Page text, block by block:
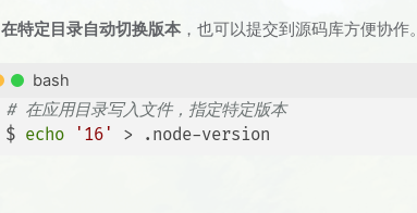
在特定目录自动切换版本，也可以提交到源码库方便协作。
bash
# 在应用目录写入文件，指定特定版本
$ echo '16' > .node-version